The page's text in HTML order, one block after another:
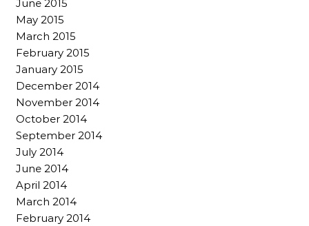
June 2015
May 2015
March 2015
February 2015
January 2015
December 2014
November 2014
October 2014
September 2014
July 2014
June 2014
April 2014
March 2014
February 2014